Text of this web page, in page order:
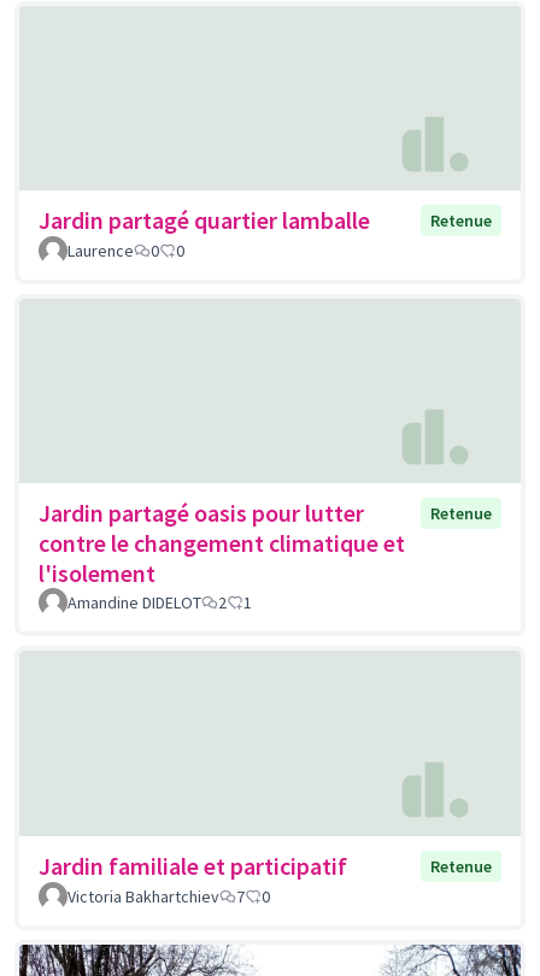
Jardin partagé quartier lamballe
Retenue
Laurence
0 0
Jardin partagé oasis pour lutter
contre le changement climatique et
l'isolement
Retenue
Amandine DIDELOT 2 1
Jardin familiale et participatif
Retenue
Victoria Bakhartchiev
7 0